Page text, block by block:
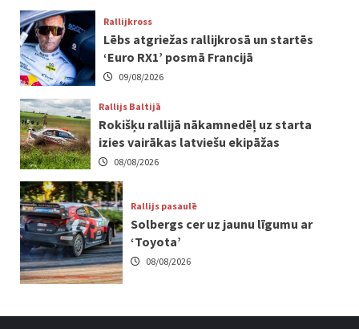
Rallijkross
Lēbs atgriežas rallijkrosā un startēs
‘Euro RX1’ posmā Francijā
09/08/2026
Rallijs Baltijā
Rokišķu rallijā nākamnedēļ uz starta
izies vairākas latviešu ekipāžas
08/08/2026
Rallijs pasaulē
Solbergs cer uz jaunu līgumu ar
‘Toyota’
08/08/2026